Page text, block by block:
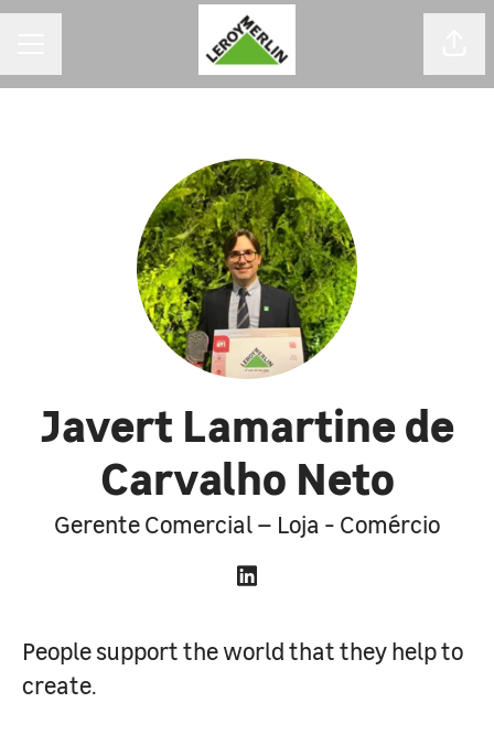
Javert Lamartine de
Carvalho Neto
Gerente Comercial – Loja - Comércio
People support the world that they help to
create.